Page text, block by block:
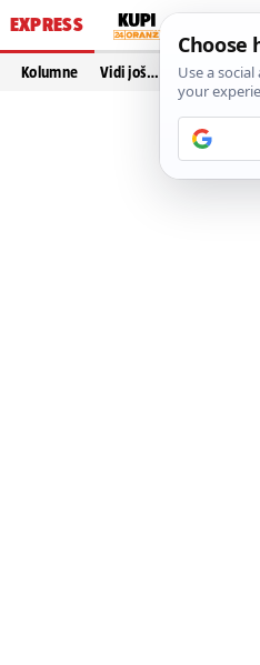
EXPRESS
Kolumne Vidi još…